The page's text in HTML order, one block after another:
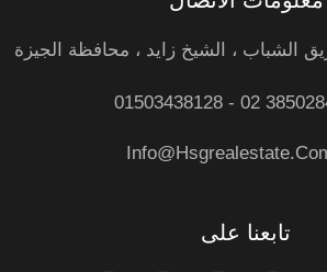
الشباب ، الشيخ زايد ، محافظة الجيزة
01503438128 - 02
تابعنا على